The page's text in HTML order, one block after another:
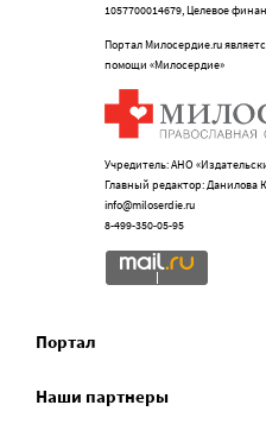
1057700014679, Целевое
Портал Милосердие.ru
помощи «Милосердие»
Учредитель: АНО
Главный редактор: Данилова
info@miloserdie.ru
8-499-350-05-95
Портал
Наши партнеры